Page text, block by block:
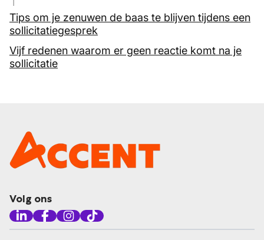
Tips om je zenuwen de baas te blijven tijdens een
sollicitatiegesprek
Vijf redenen waarom er geen reactie komt na je
sollicitatie
Volg ons